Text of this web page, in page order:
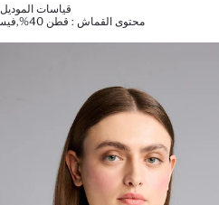
قياسات الموديل S Beden - 1,74cm - 80/61/91
محتوى القماش : قطن 40%,فيسكوز 47%,بوليستر 2%,كتان 11%